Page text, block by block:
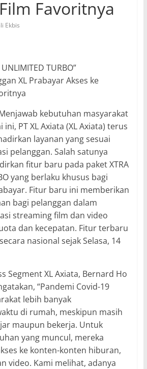
Favoritnya
Ekbis
TURBO”
XL Prabayar Akses ke
kebutuhan masyarakat
PT XL Axiata (XL Axiata) terus
layanan yang sesuai
pelanggan. Salah satunya
fitur baru pada paket XTRA
yang berlaku khusus bagi
Fitur baru ini memberikan
bagi pelanggan dalam
streaming film dan video
dan kecepatan. Fitur terbaru
nasional sejak Selasa, 14
Segment XL Axiata, Bernard Ho
“Pandemi Covid-19
lebih banyak
di rumah, meskipun masih
maupun bekerja. Untuk
yang muncul, mereka
ke konten-konten hiburan,
video. Kami melihat, adanya